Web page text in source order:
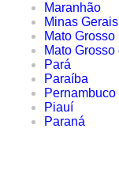
Maranhão
Minas Gerais
Mato Grosso
Mato Grosso
Pará
Paraíba
Pernambuco
Piauí
Paraná